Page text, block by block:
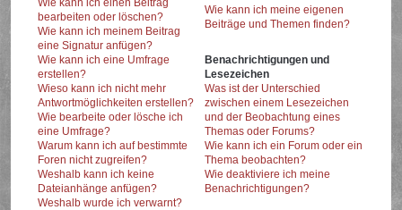
Wie kann ich einen Beitrag
bearbeiten oder löschen?
Wie kann ich meinem Beitrag
eine Signatur anfügen?
Wie kann ich eine Umfrage
erstellen?
Wieso kann ich nicht mehr
Antwortmöglichkeiten erstellen?
Wie bearbeite oder lösche ich
eine Umfrage?
Warum kann ich auf bestimmte
Foren nicht zugreifen?
Weshalb kann ich keine
Dateianhänge anfügen?
Weshalb wurde ich verwarnt?
Wie kann ich meine eigenen
Beiträge und Themen finden?
Benachrichtigungen und
Lesezeichen
Was ist der Unterschied
zwischen einem Lesezeichen
und der Beobachtung eines
Themas oder Forums?
Wie kann ich ein Forum oder ein
Thema beobachten?
Wie deaktiviere ich meine
Benachrichtigungen?